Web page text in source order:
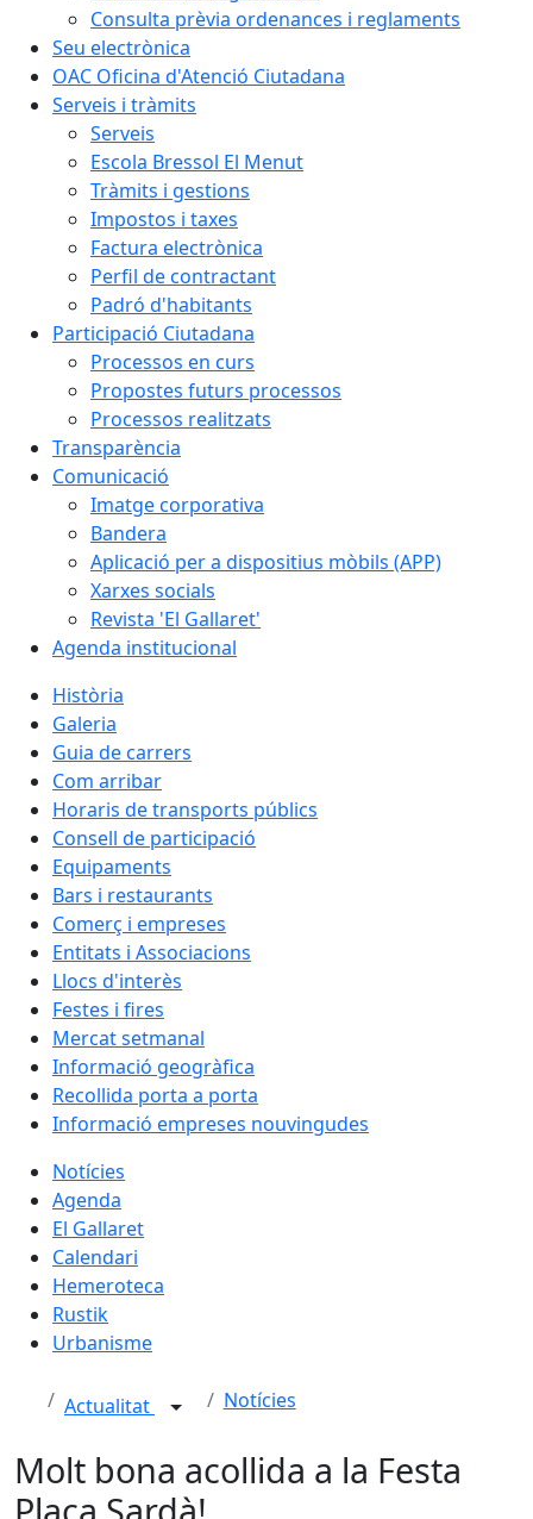
Consulta prèvia ordenances i reglaments
Seu electrònica
OAC Oficina d'Atenció Ciutadana
Serveis i tràmits
Serveis
Escola Bressol El Menut
Tràmits i gestions
Impostos i taxes
Factura electrònica
Perfil de contractant
Padró d'habitants
Participació Ciutadana
Processos en curs
Propostes futurs processos
Processos realitzats
Transparència
Comunicació
Imatge corporativa
Bandera
Aplicació per a dispositius mòbils (APP)
Xarxes socials
Revista 'El Gallaret'
Agenda institucional
Història
Galeria
Guia de carrers
Com arribar
Horaris de transports públics
Consell de participació
Equipaments
Bars i restaurants
Comerç i empreses
Entitats i Associacions
Llocs d'interès
Festes i fires
Mercat setmanal
Informació geogràfica
Recollida porta a porta
Informació empreses nouvingudes
Notícies
Agenda
El Gallaret
Calendari
Hemeroteca
Rustik
Urbanisme
Actualitat Notícies
Molt bona acollida a la Festa